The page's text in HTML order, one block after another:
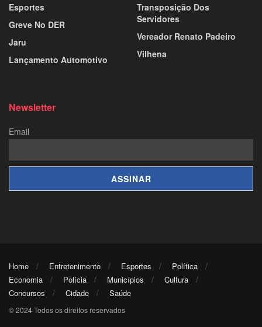
Esportes
Greve No DER
Jaru
Lançamento Automotivo
Transposição Dos
Servidores
Vereador Renato Padeiro
Vilhena
Newsletter
Email
Home Entretenimento Esportes
Política
Economia
Polícia Municípios
Cultura
Concursos
Cidade Saúde
© 2024 Todos os direitos reservados